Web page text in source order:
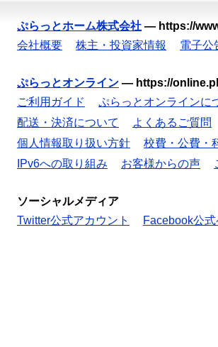
ぷらっとホーム株式会社 — https://
会社概要
株主・投資家情報 電子公
ぷらっとオンライン — https://
ご利用ガイド
ぷらっとオンラインに
配送・決済について
よくあるご質問
個人情報取り扱い方針
校費・公費・
IPv6への取り組み
お客様からの声
ソーシャルメディア
Twitter公式アカウント
Facebook公